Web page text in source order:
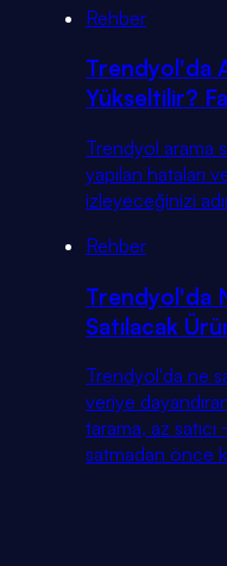
Rehber
Trendyol'da
Yükseltilir?
Trendyol arama
yapılan hataları
izleyeceğinizi
Rehber
Trendyol'da
Satılacak
Trendyol'da ne
veriye
tarama, az
satmadan önce